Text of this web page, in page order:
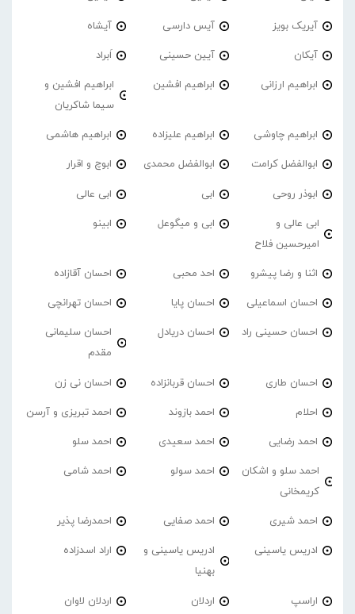
آیریک بویز آیس دارسی آیشاه
آیکان آیین حسینی اَبراد
ابراهیم ارزانی ابراهیم افشین
ابراهیم افشین و
سیما شاکریان
ابراهیم چاوشی ابراهیم علیزاده ابراهیم هاشمی
ابوالفضل کرامت ابوالفضل محمدی ابوچ و اقرار
ابوذر روحی ابی ابی عالی
ابی عالی و
امیرحسین فلاح
ابی و میگوعل ابینو
اثنا و رضا پیشرو احد محبی احسان آقازاده
احسان اسماعیلی احسان پایا احسان تهرانچی
احسان حسینی راد احسان دریادل
احسان سلیمانی
مقدم
احسان طاری احسان قربانزاده احسان نی زن
احلام احمد بازوند احمد تبریزی و آرسن
احمد‌ رضایی احمد سعیدی احمد سلو
احمد سلو و اشکان
کریمخانی
احمد سولو احمد شامی
احمد شیری احمد صفایی احمدرضا پذیر
ادریس یاسینی
ادریس یاسینی و
بهنیا
اراد اسدزاده
اراسپ اردلان اردلان لاوان